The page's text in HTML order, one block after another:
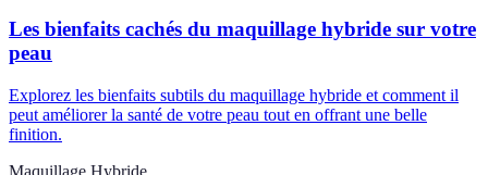
Les bienfaits cachés du maquillage hybride sur votre
peau
Explorez les bienfaits subtils du maquillage hybride et comment il
peut améliorer la santé de votre peau tout en offrant une belle
finition.
Maquillage Hybride